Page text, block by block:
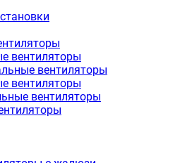
вентиляторы
вентиляторы
вентиляторы
вентиляторы